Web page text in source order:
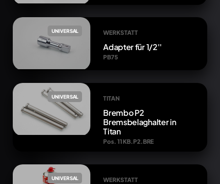
UNIVERSAL WERKSTATT
Adapter für 1/2''
PB75
UNIVERSAL TITAN
Brembo P2
Bremsbelaghalter in
Titan
Pos. 11 KB.P2.BRE
UNIVERSAL WERKSTATT